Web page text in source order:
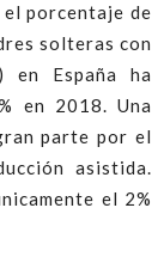
el porcentaje de
solteras con
en España ha
en 2018. Una
parte por el
asistida.
el 2%